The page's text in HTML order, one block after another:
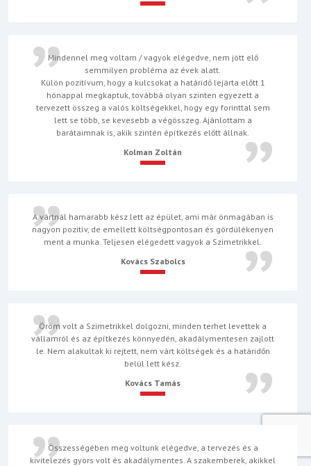
Mindennel meg voltam / vagyok elégedve, nem jött elő
semmilyen probléma az évek alatt.
Külön pozitívum, hogy a kulcsokat a határidő lejárta előtt 1
hónappal megkaptuk, továbbá olyan szinten egyezett a
tervezett összeg a valós költségekkel, hogy egy forinttal sem
lett se több, se kevesebb a végösszeg. Ajánlottam a
barátaimnak is, akik szintén építkezés előtt állnak.
Kolman Zoltán
A vártnál hamarabb kész lett az épület, ami már önmagában is
nagyon pozitív, de emellett költségpontosan és gördülékenyen
ment a munka. Teljesen elégedett vagyok a Szimetrikkel.
Kovács Szabolcs
Öröm volt a Szimetrikkel dolgozni, minden terhet levettek a
vállamról és az építkezés könnyedén, akadálymentesen zajlott
le. Nem alakultak ki rejtett, nem várt költségek és a határidőn
belül lett kész.
Kovács Tamás
Összességében meg voltunk elégedve, a tervezés és a
kivitelezés gyors volt és akadálymentes. A szakemberek, akikkel